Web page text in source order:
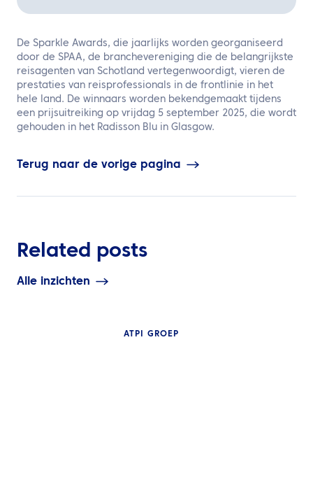
De Sparkle Awards, die jaarlijks worden georganiseerd
door de SPAA, de branchevereniging die de belangrijkste
reisagenten van Schotland vertegenwoordigt, vieren de
prestaties van reisprofessionals in de frontlinie in het
hele land. De winnaars worden bekendgemaakt tijdens
een prijsuitreiking op vrijdag 5 september 2025, die wordt
gehouden in het Radisson Blu in Glasgow.
Terug naar de vorige pagina
Related posts
Alle inzichten
ATPI GROEP